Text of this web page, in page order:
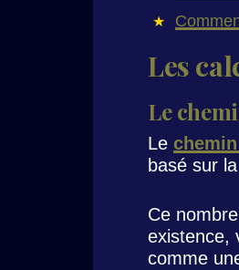
Les
Le
Le
basé sur
Ce
existence,
comme